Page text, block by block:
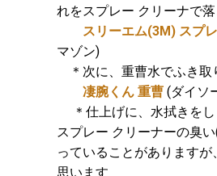
れをスプレー クリーナで
スリーエム(3M) スプ
マゾン)
＊次に、重曹水でふき取
凄腕くん 重曹 (ダイソ
＊仕上げに、水拭きをし
スプレー クリーナーの臭
っていることがありますが
思います